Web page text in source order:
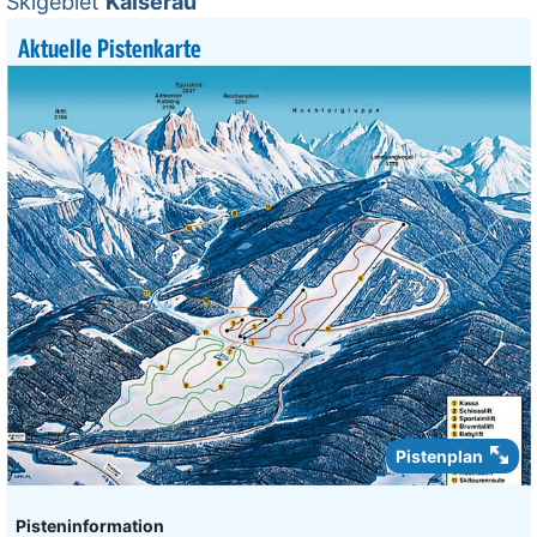
Aktuelle Pistenkarte
Pistenplan
Pisteninformation